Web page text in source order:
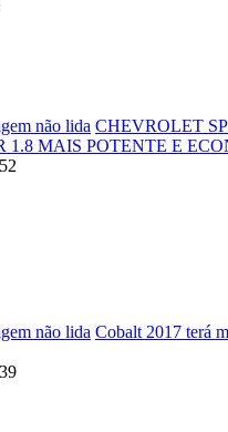
CHEVROLET
1.8 MAIS POTENTE E
Cobalt 2017 terá